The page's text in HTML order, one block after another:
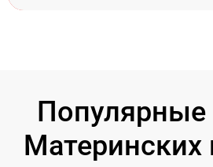
Материнских